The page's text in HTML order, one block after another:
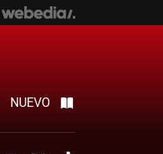
NUEVO